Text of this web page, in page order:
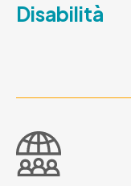
Disabilità